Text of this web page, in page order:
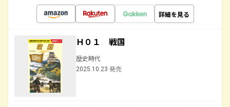
詳細を見る
Ｈ０１ 戦国
歴史時代
2025.10.23 発売